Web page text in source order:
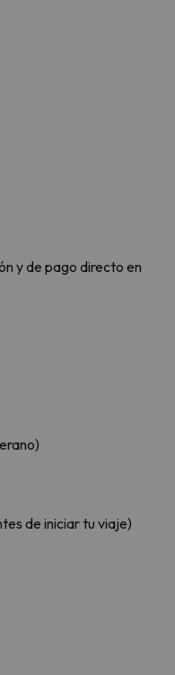
y de pago directo en
de iniciar tu viaje)